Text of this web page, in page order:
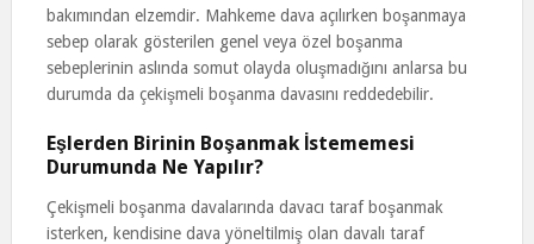
bakımından elzemdir. Mahkeme dava açılırken boşanmaya
sebep olarak gösterilen genel veya özel boşanma
sebeplerinin aslında somut olayda oluşmadığını anlarsa bu
durumda da çekişmeli boşanma davasını reddedebilir.
Eşlerden Birinin Boşanmak İstememesi
Durumunda Ne Yapılır?
Çekişmeli boşanma davalarında davacı taraf boşanmak
isterken, kendisine dava yöneltilmiş olan davalı taraf